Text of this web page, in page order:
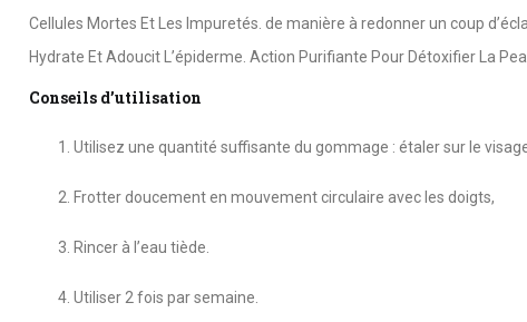
Cellules Mortes Et Les Impuretés. de manière à redonner un coup
Hydrate Et Adoucit L’épiderme. Action Purifiante Pour Détoxifier La
Conseils d’utilisation
Utilisez une quantité suffisante du gommage : étaler sur le
Frotter doucement en mouvement circulaire avec les doigts,
Rincer à l’eau tiède.
Utiliser 2 fois par semaine.